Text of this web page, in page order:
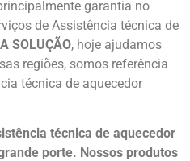
garantia no
de Assistência técnica de
SOLUÇÃO, hoje ajudamos
regiões, somos referência
técnica de aquecedor
técnica de aquecedor
porte. Nossos produtos